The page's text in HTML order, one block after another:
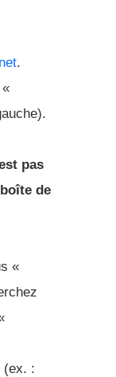
.
pas
de
«
(ex. :